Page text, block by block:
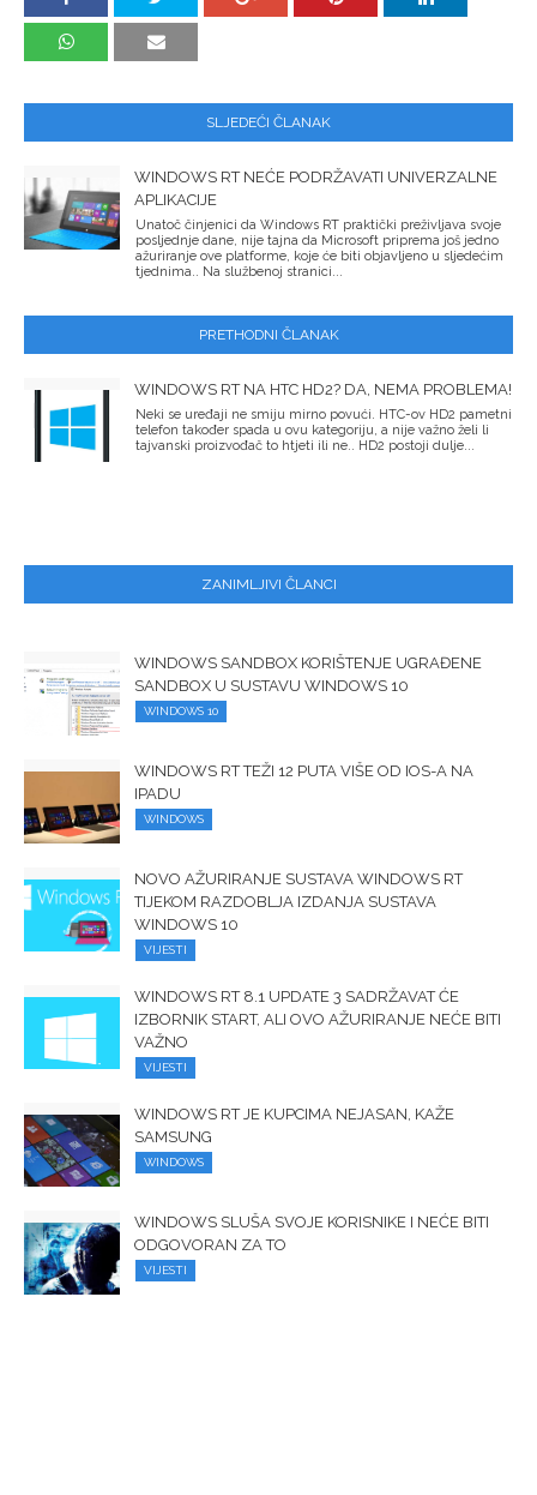
SLJEDEĆI ČLANAK
WINDOWS RT NEĆE PODRŽAVATI UNIVERZALNE
APLIKACIJE
Unatoč činjenici da Windows RT praktički preživljava svoje
posljednje dane, nije tajna da Microsoft priprema još jedno
ažuriranje ove platforme, koje će biti objavljeno u sljedećim
tjednima.. Na službenoj stranici...
PRETHODNI ČLANAK
WINDOWS RT NA HTC HD2? DA, NEMA PROBLEMA!
Neki se uređaji ne smiju mirno povući. HTC-ov HD2 pametni
telefon također spada u ovu kategoriju, a nije važno želi li
tajvanski proizvođač to htjeti ili ne.. HD2 postoji dulje...
ZANIMLJIVI ČLANCI
WINDOWS SANDBOX KORIŠTENJE UGRAĐENE
SANDBOX U SUSTAVU WINDOWS 10
WINDOWS 10
WINDOWS RT TEŽI 12 PUTA VIŠE OD IOS-A NA
IPADU
WINDOWS
NOVO AŽURIRANJE SUSTAVA WINDOWS RT
TIJEKOM RAZDOBLJA IZDANJA SUSTAVA
WINDOWS 10
VIJESTI
WINDOWS RT 8.1 UPDATE 3 SADRŽAVAT ĆE
IZBORNIK START, ALI OVO AŽURIRANJE NEĆE BITI
VAŽNO
VIJESTI
WINDOWS RT JE KUPCIMA NEJASAN, KAŽE
SAMSUNG
WINDOWS
WINDOWS SLUŠA SVOJE KORISNIKE I NEĆE BITI
ODGOVORAN ZA TO
VIJESTI